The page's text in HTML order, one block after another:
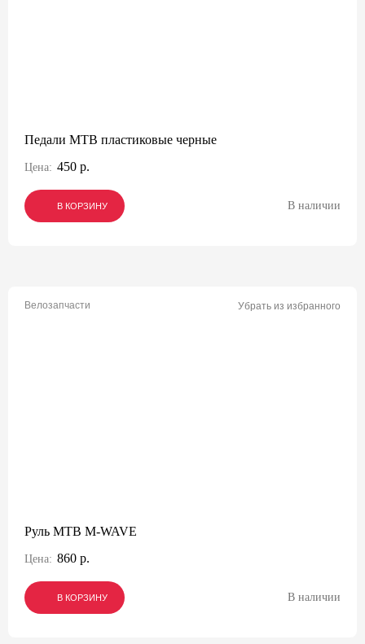
Педали MTB пластиковые черные
Цена: 450 р.
В КОРЗИНУ
В КОРЗИНУ
В КОРЗИНУ В наличии
Велозапчасти Убрать из избранного
Руль МТВ M-WAVE
Цена: 860 р.
В КОРЗИНУ
В КОРЗИНУ
В КОРЗИНУ В наличии